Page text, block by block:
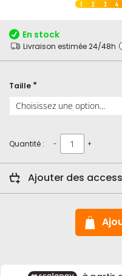
de
la
1 2 3 4
En stock
Livraison estimée 24/48h
Taille
Quantité : - +
Ajouter des